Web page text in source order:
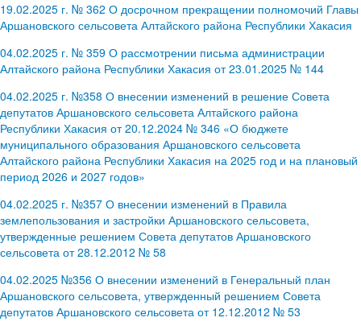
19.02.2025 г. № 362 О досрочном прекращении полномочий Главы
Аршановского сельсовета Алтайского района Республики Хакасия
04.02.2025 г. № 359 О рассмотрении письма администрации
Алтайского района Республики Хакасия от 23.01.2025 № 144
04.02.2025 г. №358 О внесении изменений в решение Совета
депутатов Аршановского сельсовета Алтайского района
Республики Хакасия от 20.12.2024 № 346 «О бюджете
муниципального образования Аршановского сельсовета
Алтайского района Республики Хакасия на 2025 год и на плановый
период 2026 и 2027 годов»
04.02.2025 г. №357 О внесении изменений в Правила
землепользования и застройки Аршановского сельсовета,
утвержденные решением Совета депутатов Аршановского
сельсовета от 28.12.2012 № 58
04.02.2025 №356 О внесении изменений в Генеральный план
Аршановского сельсовета, утвержденный решением Совета
депутатов Аршановского сельсовета от 12.12.2012 № 53